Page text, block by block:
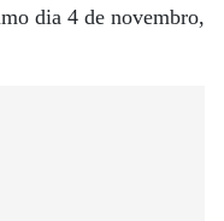
dia 4 de novembro,